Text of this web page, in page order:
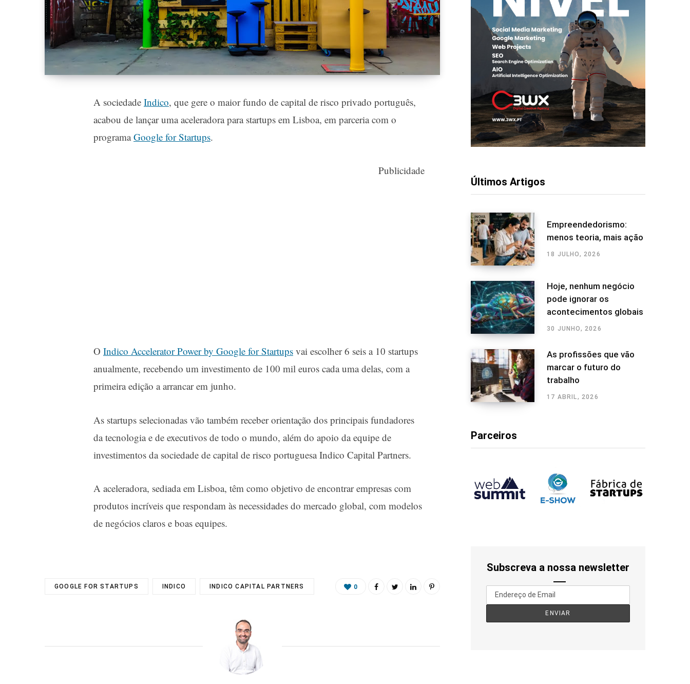
A sociedade Indico, que gere o maior fundo de capital de risco privado português,
acabou de lançar uma aceleradora para startups em Lisboa, em parceria com o
programaGoogle for Startups.
Publicidade
O Indico Accelerator Power by Google for Startupsvai escolher 6 seis a 10 startups
anualmente, recebendo um investimento de 100 mil euros cada uma delas, com a
primeira edição a arrancar em junho.
As startups selecionadas vão também receber orientação dos principais fundadores
da tecnologia e de executivos de todo o mundo, além do apoio da equipe de
investimentos da sociedade de capital de risco portuguesa Indico Capital Partners.
A aceleradora, sediada em Lisboa, têm como objetivo de encontrar empresas com
produtos incríveis que respondam às necessidades do mercado global, com modelos
de negócios claros e boas equipes.
GOOGLE FOR STARTUPS INDICO INDICO CAPITAL PARTNERS 0
Últimos Artigos
Empreendedorismo:
menos teoria, mais ação
18 JULHO, 2026
Hoje, nenhum negócio
pode ignorar os
acontecimentos globais
30 JUNHO, 2026
As profissões que vão
marcar o futuro do
trabalho
17 ABRIL, 2026
Parceiros
Subscreva a nossa newsletter